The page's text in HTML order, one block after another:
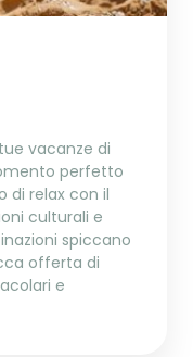
vacanze di
perfetto
di relax con il
culturali e
spiccano
offerta di
e